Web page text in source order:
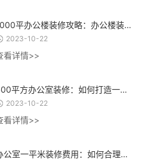
1000平办公楼装修攻略：办公楼装修设计、材料选择与施工流程全指南
2023-10-22
看详情>>
600平方办公室装修：如何打造一个高效、舒适、创意的办公环境？
2023-10-22
看详情>>
办公室一平米装修费用：如何合理控制装修成本，实现精致办公空间的经济建设